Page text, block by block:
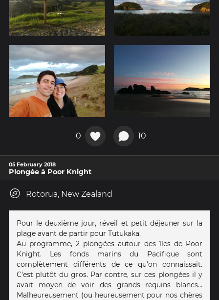
0 10
05 February 2018
Plongée à Poor Knight
Rotorua, New Zealand
Pour le deuxième jour, réveil et petit déjeuner sur la
plage avant de partir pour Tutukaka.
Au programme, 2 plongées autour des îles de Poor
Knight. Les fonds marins du Pacifique sont
complètement différents de ce qu'on connaissait.
C'est plutôt du gros. Par contre, sur ces plongées il y
avait moyen de voir des grands requins blancs...
Malheureusement (ou heureusement pour nos chères